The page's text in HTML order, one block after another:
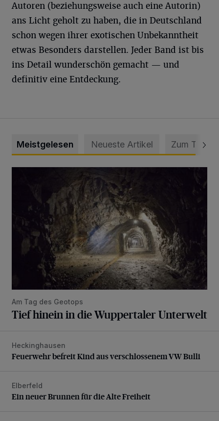
Autoren (beziehungsweise auch eine Autorin)
ans Licht geholt zu haben, die in Deutschland
schon wegen ihrer exotischen Unbekanntheit
etwas Besonders darstellen. Jeder Band ist bis
ins Detail wunderschön gemacht — und
definitiv eine Entdeckung.
Meistgelesen Neueste Artikel Zum Thema
Am Tag des Geotops
Tief hinein in die Wuppertaler Unterwelt
Feuerwehr befreit Kind aus verschlossenem VW Bulli
Heckinghausen
Feuerwehr befreit Kind aus verschlossenem VW Bulli
Ein neuer Brunnen für die Alte Freiheit
Elberfeld
Ein neuer Brunnen für die Alte Freiheit